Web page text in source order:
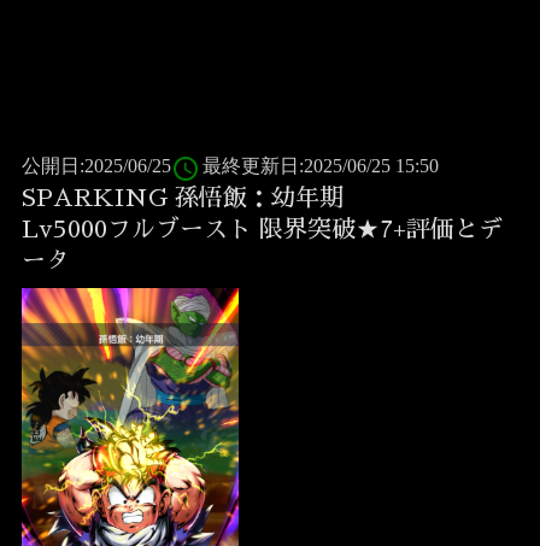
公開日:2025/06/25access_time 最終更新日:2025/06/25 15:50
SPARKING 孫悟飯：幼年期
Lv5000フルブースト 限界突破★7+評価とデ
ータ